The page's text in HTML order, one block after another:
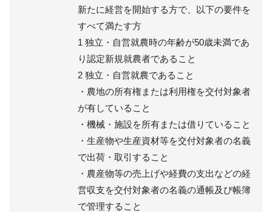
新たに経営を開始する方で、以下の要件を
すべて満たす方
1 独立・自営就農時の年齢が50歳未満であ
り認定新規就農者であること
2 独立・自営就農であること
・農地の所有権または利用権を交付対象者
が有していること
・機械・施設を所有または借りていること
・生産物や生産資材等を交付対象者の名義
で出荷・取引すること
・農産物等の売上げや経費の支出などの経
営収支を交付対象者の名義の通帳及び帳簿
で管理すること